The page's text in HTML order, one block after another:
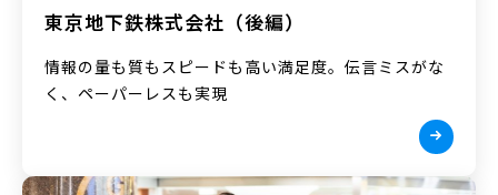
東京地下鉄株式会社（後編）
情報の量も質もスピードも高い満足度。伝言ミスがな
く、ペーパーレスも実現